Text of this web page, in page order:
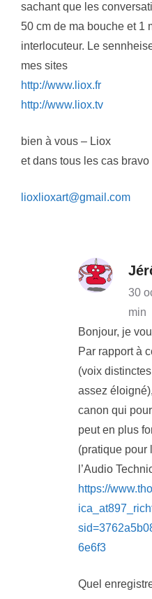
sachant que les
50 cm de ma bouche et 1
interlocuteur. Le
mes sites
http://www.liox.fr
http://www.liox.tv
bien à vous – Liox
et dans tous les cas bravo
lioxlioxart@gmail.com
30
min
Bonjour, je
Par rapport à
(voix
assez
canon qui
peut en plus
(pratique pour
l’Audio
https://
6e6f3
Quel